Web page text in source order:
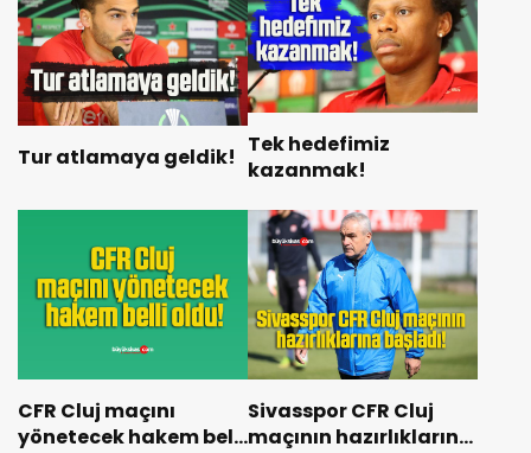
Tur atlamaya geldik! Tek hedefimiz
kazanmak!
CFR Cluj maçını
yönetecek hakem belli
Sivasspor CFR Cluj
maçının hazırlıklarına